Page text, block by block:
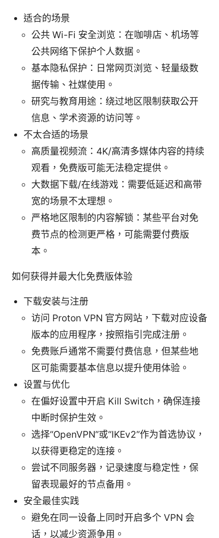
适合的场景
公共 Wi-Fi 安全浏览：在咖啡店、机场等
公共网络下保护个人数据。
基本隐私保护：日常网页浏览、轻量级数
据传输、社媒使用。
研究与教育用途：绕过地区限制获取公开
信息、学术资源的访问等。
不太合适的场景
高质量视频流：4K/高清多媒体内容的持续
观看，免费版可能无法稳定提供。
大数据下载/在线游戏：需要低延迟和高带
宽的场景不太理想。
严格地区限制的内容解锁：某些平台对免
费节点的检测更严格，可能需要付费版
本。
如何获得并最大化免费版体验
下载安装与注册
访问 Proton VPN 官方网站，下载对应设备
版本的应用程序，按照指引完成注册。
免费账户通常不需要付费信息，但某些地
区可能需要基本信息以提升使用体验。
设置与优化
在偏好设置中开启 Kill Switch，确保连接
中断时保护生效。
选择“OpenVPN”或“IKEv2”作为首选协议，
以获得更稳定的连接。
尝试不同服务器，记录速度与稳定性，保
留表现最好的节点备用。
安全最佳实践
避免在同一设备上同时开启多个 VPN 会
话，以减少资源争用。